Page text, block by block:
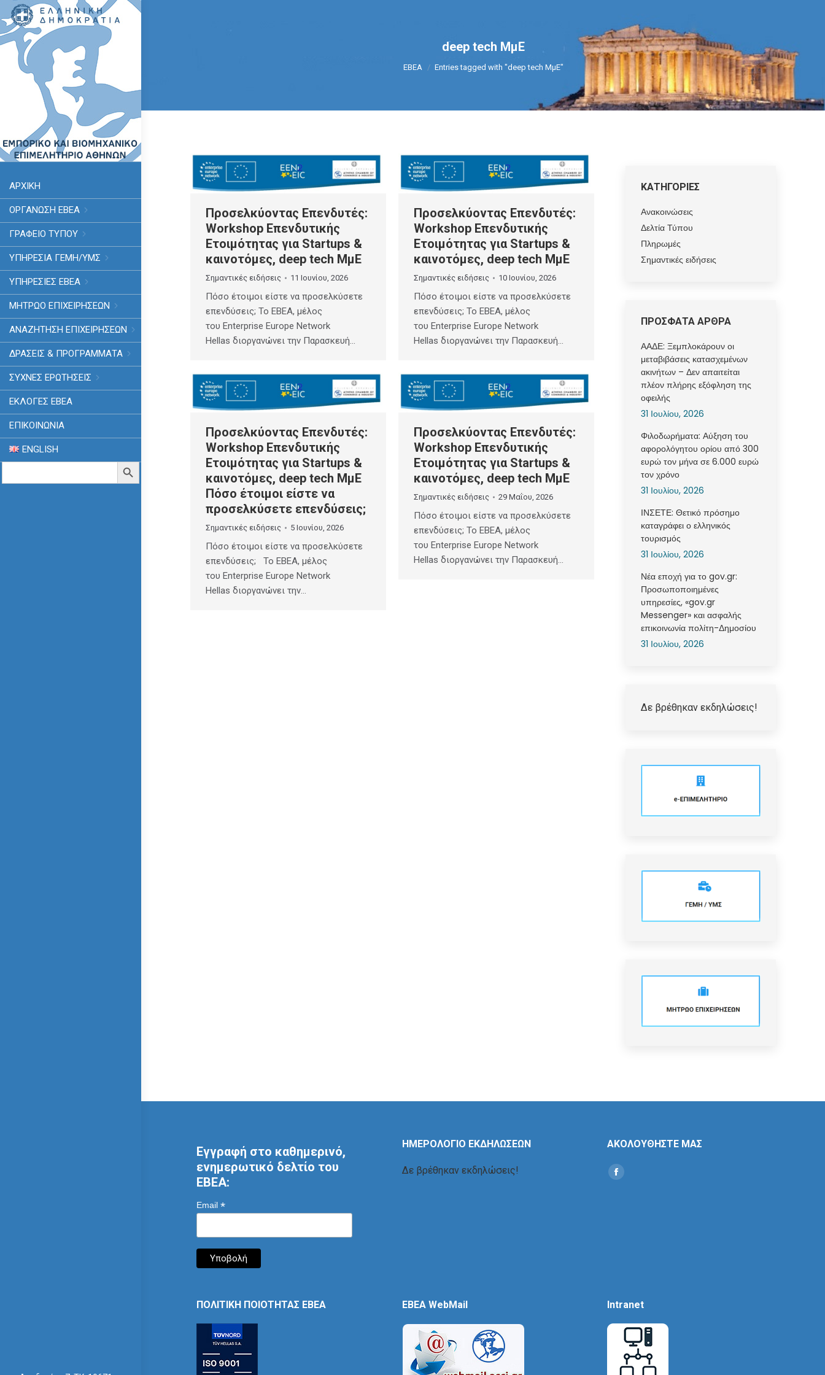
ΑΡΧΙΚΗ
ΟΡΓΑΝΩΣΗ ΕΒΕΑ
ΓΡΑΦΕΙΟ ΤΥΠΟΥ
ΥΠΗΡΕΣΊΑ ΓΕΜΗ/ΥΜΣ
ΥΠΗΡΕΣΙΕΣ ΕΒΕΑ
ΜΗΤΡΩΟ ΕΠΙΧΕΙΡΗΣΕΩΝ
ΑΝΑΖΗΤΗΣΗ ΕΠΙΧΕΙΡΗΣΕΩΝ
ΔΡΑΣΕΙΣ & ΠΡΟΓΡΑΜΜΑΤΑ
ΣΥΧΝΕΣ ΕΡΩΤΗΣΕΙΣ
ΕΚΛΟΓΈΣ ΕΒΕΑ
ΕΠΙΚΟΙΝΩΝΙΑ
ENGLISH
Search
Search Button
deep tech ΜμΕ
You are here:
ΕΒΕΑ Entries tagged with "deep tech ΜμΕ"
Προσελκύοντας Επενδυτές:
Workshop Επενδυτικής
Ετοιμότητας για Startups &
καινοτόμες, deep tech ΜμΕ
Σημαντικές ειδήσεις 11 Ιουνίου, 2026
Πόσο έτοιμοι είστε να προσελκύσετε
επενδύσεις; Το ΕΒΕΑ, μέλος
του Enterprise Europe Network
Hellas διοργανώνει την Παρασκευή…
Προσελκύοντας Επενδυτές:
Workshop Επενδυτικής
Ετοιμότητας για Startups &
καινοτόμες, deep tech ΜμΕ
Σημαντικές ειδήσεις 10 Ιουνίου, 2026
Πόσο έτοιμοι είστε να προσελκύσετε
επενδύσεις; Το ΕΒΕΑ, μέλος
του Enterprise Europe Network
Hellas διοργανώνει την Παρασκευή…
Προσελκύοντας Επενδυτές:
Workshop Επενδυτικής
Ετοιμότητας για Startups &
καινοτόμες, deep tech ΜμΕ
Πόσο έτοιμοι είστε να
προσελκύσετε επενδύσεις;
Σημαντικές ειδήσεις 5 Ιουνίου, 2026
Πόσο έτοιμοι είστε να προσελκύσετε
επενδύσεις; Το ΕΒΕΑ, μέλος
του Enterprise Europe Network
Hellas διοργανώνει την…
Προσελκύοντας Επενδυτές:
Workshop Επενδυτικής
Ετοιμότητας για Startups &
καινοτόμες, deep tech ΜμΕ
Σημαντικές ειδήσεις 29 Μαΐου, 2026
Πόσο έτοιμοι είστε να προσελκύσετε
επενδύσεις; Το ΕΒΕΑ, μέλος
του Enterprise Europe Network
Hellas διοργανώνει την Παρασκευή…
ΚΑΤΗΓΟΡΙΕΣ
Ανακοινώσεις
Δελτία Τύπου
Πληρωμές
Σημαντικές ειδήσεις
ΠΡΟΣΦΑΤΑ ΑΡΘΡΑ
ΑΑΔΕ: Ξεμπλοκάρουν οι
μεταβιβάσεις κατασχεμένων
ακινήτων – Δεν απαιτείται
πλέον πλήρης εξόφληση της
οφειλής
31 Ιουλίου, 2026
Φιλοδωρήματα: Αύξηση του
αφορολόγητου ορίου από 300
ευρώ τον μήνα σε 6.000 ευρώ
τον χρόνο
31 Ιουλίου, 2026
ΙΝΣΕΤΕ: Θετικό πρόσημο
καταγράφει ο ελληνικός
τουρισμός
31 Ιουλίου, 2026
Νέα εποχή για το gov.gr:
Προσωποποιημένες
υπηρεσίες, «gov.gr
Messenger» και ασφαλής
επικοινωνία πολίτη-Δημοσίου
31 Ιουλίου, 2026
Δε βρέθηκαν εκδηλώσεις!
Εγγραφή στο καθημερινό,
ενημερωτικό δελτίο του
ΕΒΕΑ:
Email *
ΗΜΕΡΟΛΟΓΙΟ ΕΚΔΗΛΩΣΕΩΝ
Δε βρέθηκαν εκδηλώσεις!
ΑΚΟΛΟΥΘΗΣΤΕ ΜΑΣ
Find us on:
Social
ΠΟΛΙΤΙΚΗ ΠΟΙΟΤΗΤΑΣ ΕΒΕΑ EBEA WebMail Intranet